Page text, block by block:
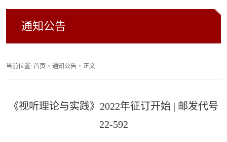
通知公告
当前位置: 首页 > 通知公告 > 正文
《视听理论与实践》2022年征订开始 | 邮发代号
22-592